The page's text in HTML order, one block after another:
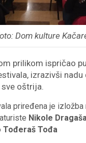
Dom kulture
prilikom ispričao
izrazivši nadu
oštrija.
priređena je izložba
Nikole Dragaša
Tođeraš Tođa